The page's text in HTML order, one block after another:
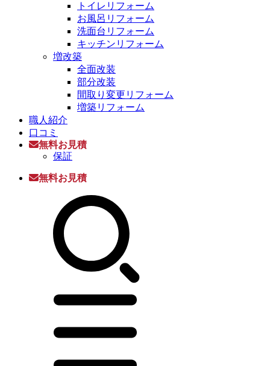
トイレリフォーム
お風呂リフォーム
洗面台リフォーム
キッチンリフォーム
増改築
全面改装
部分改装
間取り変更リフォーム
増築リフォーム
職人紹介
口コミ
無料お見積
保証
無料お見積